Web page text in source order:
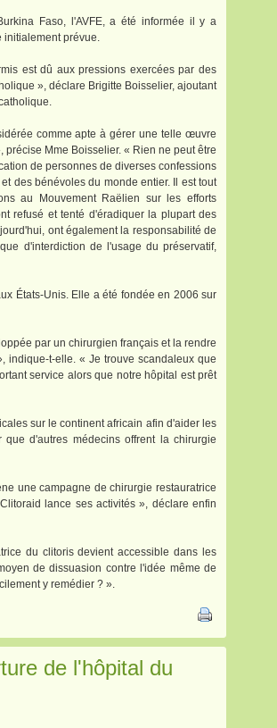
Faso, l'AVFE, a été informée il y a
initialement prévue.
est dû aux pressions exercées par des
», déclare Brigitte Boisselier, ajoutant
comme apte à gérer une telle œuvre
Mme Boisselier. « Rien ne peut être
de personnes de diverses confessions
des bénévoles du monde entier. Il est tout
au Mouvement Raëlien sur les efforts
refusé et tenté d'éradiquer la plupart des
ont également la responsabilité de
d'interdiction de l'usage du préservatif,
États-Unis. Elle a été fondée en 2006 sur
par un chirurgien français et la rendre
indique-t-elle. « Je trouve scandaleux que
service alors que notre hôpital est prêt
sur le continent africain afin d'aider les
d'autres médecins offrent la chirurgie
une campagne de chirurgie restauratrice
lance ses activités », déclare enfin
du clitoris devient accessible dans les
de dissuasion contre l'idée même de
y remédier ? ».
de l'hôpital du